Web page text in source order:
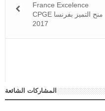
France Excelence
CPGE منح التميز بفرنسا
2017
المشاركات الشائعة